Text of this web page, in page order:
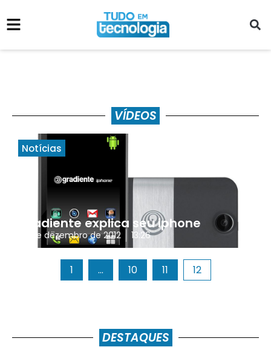
VÍDEOS
Notícias
Gradiente explica seu iphone
27 de dezembro de 2012 13:26
1 … 10 11 12
DESTAQUES